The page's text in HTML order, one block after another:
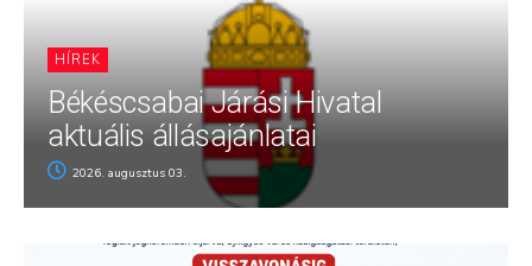
HÍREK
Békéscsabai Járási Hivatal
aktuális állásajánlatai
2026. augusztus 03.